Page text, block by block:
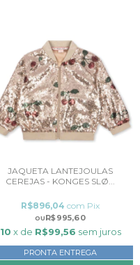
JAQUETA LANTEJOULAS
CEREJAS - KONGES SLØ...
R$995,60
R$896,04 com Pix
10 x de R$99,56 sem juros
PRONTA ENTREGA